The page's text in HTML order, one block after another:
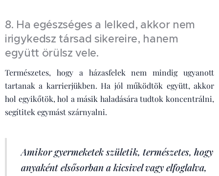
8. Ha egészséges a lelked, akkor nem
irigykedsz társad sikereire, hanem
együtt örülsz vele.
Természetes, hogy a házasfelek nem mindig ugyanott
tartanak a karrierjükben. Ha jól működtök együtt, akkor
hol egyikőtök, hol a másik haladására tudtok koncentrálni,
segítitek egymást szárnyalni.
Amikor gyermeketek születik, természetes, hogy
anyaként elsősorban a kicsivel vagy elfoglalva,